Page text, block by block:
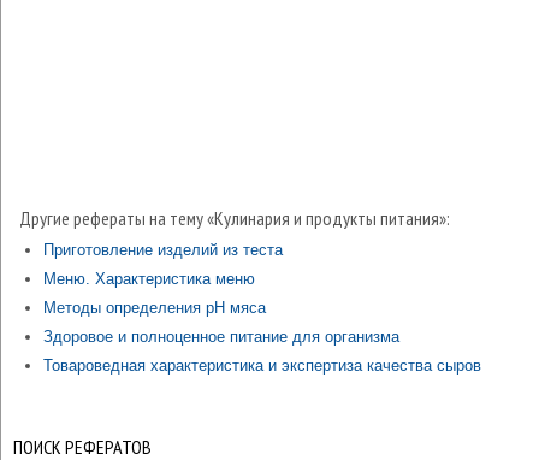
Другие рефераты на тему «Кулинария и продукты питания»:
Приготовление изделий из теста
Меню. Характеристика меню
Методы определения рН мяса
Здоровое и полноценное питание для организма
Товароведная характеристика и экспертиза качества сыров
ПОИСК РЕФЕРАТОВ